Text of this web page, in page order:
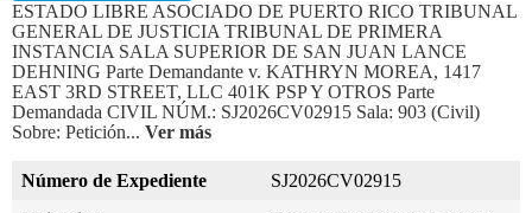
ESTADO LIBRE ASOCIADO DE PUERTO RICO TRIBUNAL
GENERAL DE JUSTICIA TRIBUNAL DE PRIMERA
INSTANCIA SALA SUPERIOR DE SAN JUAN LANCE
DEHNING Parte Demandante v. KATHRYN MOREA, 1417
EAST 3RD STREET, LLC 401K PSP Y OTROS Parte
Demandada CIVIL NÚM.: SJ2026CV02915 Sala: 903 (Civil)
Sobre: Petición... Ver más
Número de Expediente
SJ2026CV02915